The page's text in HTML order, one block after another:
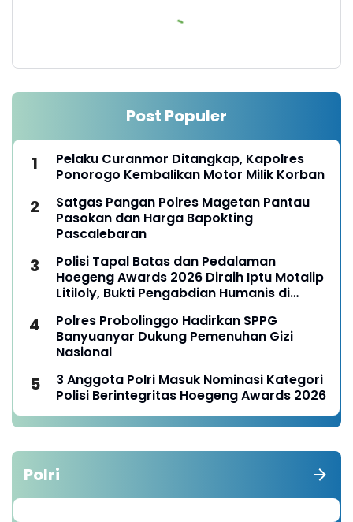
Post Populer
Pelaku Curanmor Ditangkap, Kapolres
Ponorogo Kembalikan Motor Milik Korban
Satgas Pangan Polres Magetan Pantau
Pasokan dan Harga Bapokting
Pascalebaran
Polisi Tapal Batas dan Pedalaman
Hoegeng Awards 2026 Diraih Iptu Motalip
Litiloly, Bukti Pengabdian Humanis di
Polres Probolinggo Hadirkan SPPG
Banyuanyar Dukung Pemenuhan Gizi
Nasional
3 Anggota Polri Masuk Nominasi Kategori
Polisi Berintegritas Hoegeng Awards 2026
Polri